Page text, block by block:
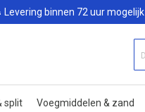
Levering binnen 72 uur mogelijk
split Voegmiddelen & zand